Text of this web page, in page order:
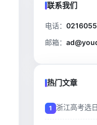
联系我们
电话：
邮箱：
热门文章
浙江高考选